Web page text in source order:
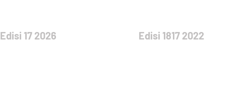
Edisi 17 2026 Edisi 1817 2022